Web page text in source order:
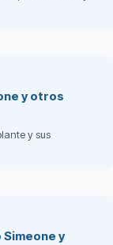
y otros
y sus
y